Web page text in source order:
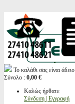
Το καλάθι σας είναι άδειο.
Σύνολο : 0,00 €
Καλώς ήρθατε
Σύνδεση | Εγγραφή